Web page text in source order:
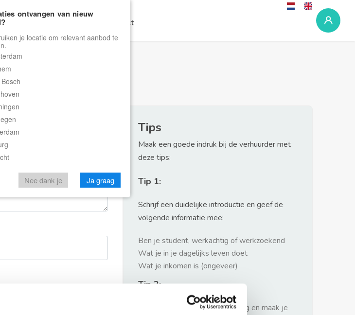
Contact
van de woning.
Tips
Maak een goede indruk bij de verhuurder met
deze tips:
Tip 1:
Schrijf een duidelijke introductie en geef de
volgende informatie mee:
Ben je student, werkachtig of werkzoekend
Wat je in je dagelijks leven doet
Wat je inkomen is (ongeveer)
Tip 2:
Wees beleefd, niet te langdradig en maak je
ontvangen van nieuw
je locatie om relevant aanbod te
Nee dank je Ja graag